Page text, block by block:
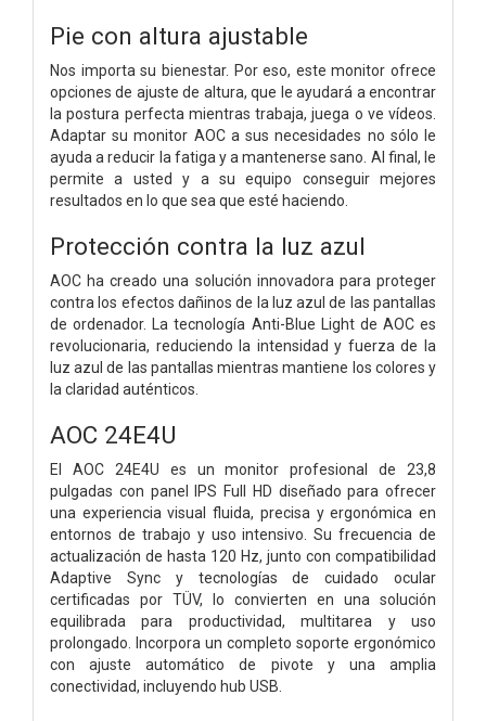
Pie con altura ajustable
Nos importa su bienestar. Por eso, este monitor ofrece
opciones de ajuste de altura, que le ayudará a encontrar
la postura perfecta mientras trabaja, juega o ve vídeos.
Adaptar su monitor AOC a sus necesidades no sólo le
ayuda a reducir la fatiga y a mantenerse sano. Al final, le
permite a usted y a su equipo conseguir mejores
resultados en lo que sea que esté haciendo.
Protección contra la luz azul
AOC ha creado una solución innovadora para proteger
contra los efectos dañinos de la luz azul de las pantallas
de ordenador. La tecnología Anti-Blue Light de AOC es
revolucionaria, reduciendo la intensidad y fuerza de la
luz azul de las pantallas mientras mantiene los colores y
la claridad auténticos.
AOC 24E4U
El AOC 24E4U es un monitor profesional de 23,8
pulgadas con panel IPS Full HD diseñado para ofrecer
una experiencia visual fluida, precisa y ergonómica en
entornos de trabajo y uso intensivo. Su frecuencia de
actualización de hasta 120 Hz, junto con compatibilidad
Adaptive Sync y tecnologías de cuidado ocular
certificadas por TÜV, lo convierten en una solución
equilibrada para productividad, multitarea y uso
prolongado. Incorpora un completo soporte ergonómico
con ajuste automático de pivote y una amplia
conectividad, incluyendo hub USB.